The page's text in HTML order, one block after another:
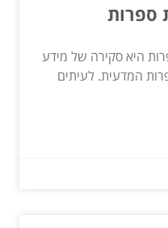
ספרות
היא סקירה של מידע
המדעית. לעיתים